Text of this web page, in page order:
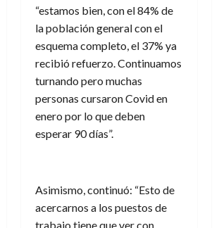
“estamos bien, con el 84% de
la población general con el
esquema completo, el 37% ya
recibió refuerzo. Continuamos
turnando pero muchas
personas cursaron Covid en
enero por lo que deben
esperar 90 días”.
Asimismo, continuó: “Esto de
acercarnos a los puestos de
trabajo tiene que ver con